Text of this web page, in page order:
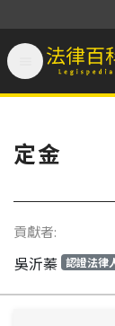
法律百科
定金
貢獻者:
吳沂蓁 認證法律